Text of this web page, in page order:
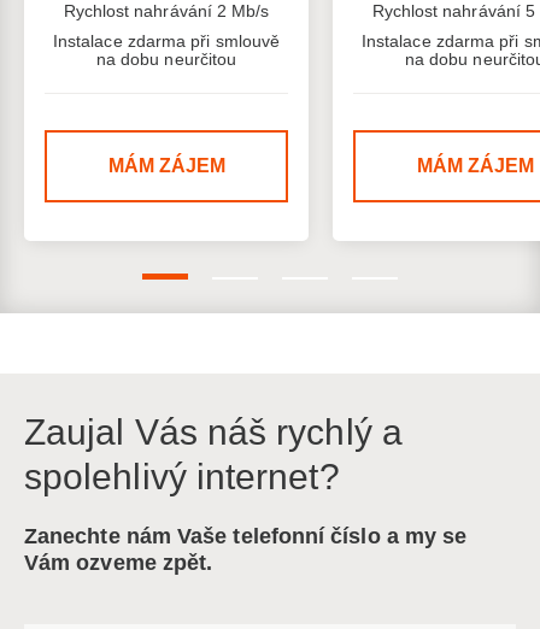
Rychlost nahrávání 2 Mb/s
Instalace zdarma při smlouvě
na dobu neurčitou
MÁM ZÁJEM
Rychlost nahrávání 5
Instalace zdarma při
na dobu
MÁM ZÁJEM
Zaujal Vás náš rychlý a
spolehlivý internet?
Zanechte nám Vaše telefonní číslo a my se
Vám ozveme zpět.